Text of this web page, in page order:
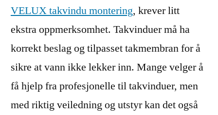
VELUX takvindu montering, krever litt
ekstra oppmerksomhet. Takvinduer må ha
korrekt beslag og tilpasset takmembran for å
sikre at vann ikke lekker inn. Mange velger å
få hjelp fra profesjonelle til takvinduer, men
med riktig veiledning og utstyr kan det også